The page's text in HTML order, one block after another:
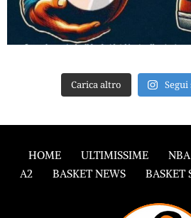
Carica altro
HOME ULTIMISSIME NBA
A2
BASKET NEWS BASKET